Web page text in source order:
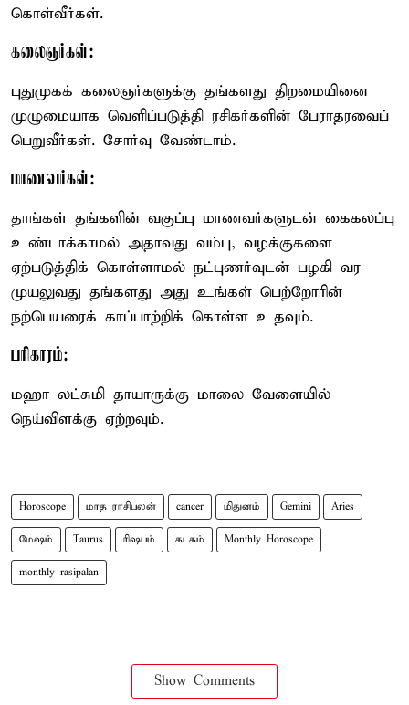
கொள்வீர்கள்.
கலைஞர்கள்:
புதுமுகக் கலைஞர்களுக்கு தங்களது திறமையினை
முழுமையாக வெளிப்படுத்தி ரசிகர்களின் பேராதரவைப்
பெறுவீர்கள். சோர்வு வேண்டாம்.
மாணவர்கள்:
தாங்கள் தங்களின் வகுப்பு மாணவர்களுடன் கைகலப்பு
உண்டாக்காமல் அதாவது வம்பு, வழக்குகளை
ஏற்படுத்திக் கொள்ளாமல் நட்புணர்வுடன் பழகி வர
முயலுவது தங்களது அது உங்கள் பெற்றோரின்
நற்பெயரைக் காப்பாற்றிக் கொள்ள உதவும்.
பரிகாரம்:
மஹா லட்சுமி தாயாருக்கு மாலை வேளையில்
நெய்விளக்கு ஏற்றவும்.
Horoscope மாத ராசிபலன் cancer மிதுனம் Gemini Aries
மேஷம் Taurus ரிஷபம் கடகம் Monthly Horoscope
monthly rasipalan
Show Comments